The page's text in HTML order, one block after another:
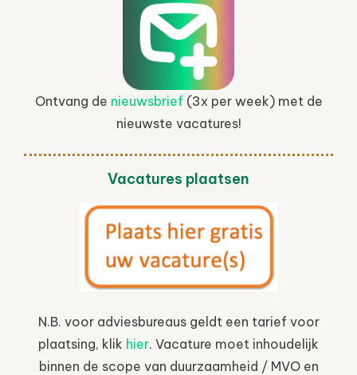
Ontvang de nieuwsbrief (3x per week) met de
nieuwste vacatures!
Vacatures plaatsen
N.B. voor adviesbureaus geldt een tarief voor
plaatsing, klik hier. Vacature moet inhoudelijk
binnen de scope van duurzaamheid / MVO en